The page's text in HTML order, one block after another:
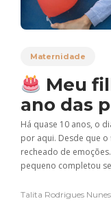
Maternidade
Meu
ano das
Há quase 10 anos, o
por aqui. Desde que
recheado de
pequeno completou
Talita Rodrigues Nunes